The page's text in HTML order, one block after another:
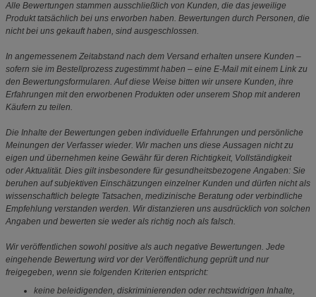
Alle Bewertungen stammen ausschließlich von Kunden, die das jeweilige
Produkt tatsächlich bei uns erworben haben. Bewertungen durch Personen, die
nicht bei uns gekauft haben, sind ausgeschlossen.
In angemessenem Zeitabstand nach dem Versand erhalten unsere Kunden –
sofern sie im Bestellprozess zugestimmt haben – eine E-Mail mit einem Link zu
den Bewertungsformularen. Auf diese Weise bitten wir unsere Kunden, ihre
Erfahrungen mit den erworbenen Produkten oder unserem Shop mit anderen
Käufern zu teilen.
Die Inhalte der Bewertungen geben individuelle Erfahrungen und persönliche
Meinungen der Verfasser wieder. Wir machen uns diese Aussagen nicht zu
eigen und übernehmen keine Gewähr für deren Richtigkeit, Vollständigkeit
oder Aktualität. Dies gilt insbesondere für gesundheitsbezogene Angaben: Sie
beruhen auf subjektiven Einschätzungen einzelner Kunden und dürfen nicht als
wissenschaftlich belegte Tatsachen, medizinische Beratung oder verbindliche
Empfehlung verstanden werden. Wir distanzieren uns ausdrücklich von solchen
Angaben und bewerten sie weder als richtig noch als falsch.
Wir veröffentlichen sowohl positive als auch negative Bewertungen. Jede
eingehende Bewertung wird vor der Veröffentlichung geprüft und nur
freigegeben, wenn sie folgenden Kriterien entspricht:
keine beleidigenden, diskriminierenden oder rechtswidrigen Inhalte,